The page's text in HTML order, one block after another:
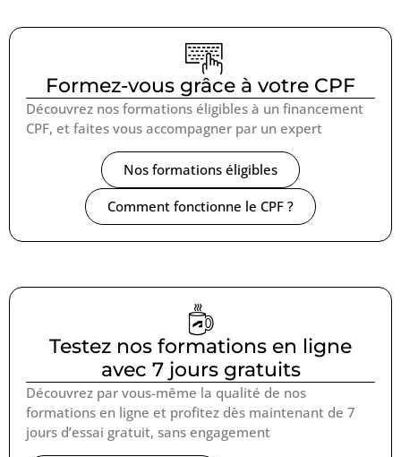
Formez-vous grâce à votre CPF
Découvrez nos formations éligibles à un financement
CPF, et faites vous accompagner par un expert
Nos formations éligibles
Comment fonctionne le CPF ?
Testez nos formations en ligne
avec 7 jours gratuits
Découvrez par vous-même la qualité de nos
formations en ligne et profitez dès maintenant de 7
jours d’essai gratuit, sans engagement